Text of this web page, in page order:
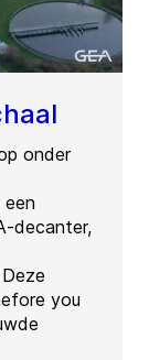
onder
decanter,
you